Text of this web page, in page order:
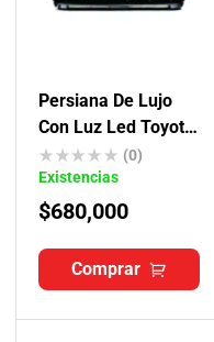
Persiana De Lujo
Con Luz Led Toyota
Fortuner 2021 +
(0)
Existencias
$680,000
Comprar